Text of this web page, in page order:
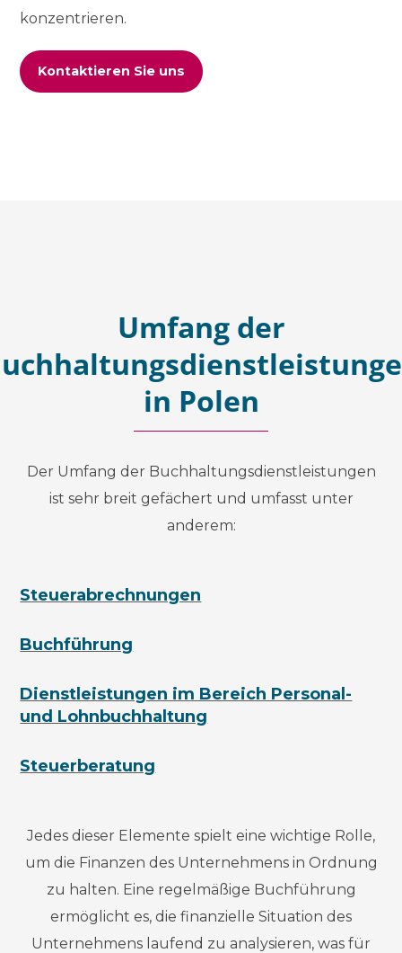
konzentrieren.
Kontaktieren Sie uns
Umfang der
in Polen
Der Umfang der Buchhaltungsdienstleistungen
ist sehr breit gefächert und umfasst unter
anderem:
Steuerabrechnungen
Buchführung
Dienstleistungen im Bereich Personal-
und Lohnbuchhaltung
Steuerberatung
Jedes dieser Elemente spielt eine wichtige Rolle,
um die Finanzen des Unternehmens in Ordnung
zu halten. Eine regelmäßige Buchführung
ermöglicht es, die finanzielle Situation des
Unternehmens laufend zu analysieren, was für